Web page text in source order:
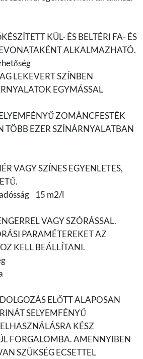
KÜL- ÉS BELTÉRI FA- ÉS
ALKALMAZHATÓ.
LEKEVERT SZÍNBEN
EGYMÁSSAL
ZOMÁNCFESTÉK
TÖBB EZER SZÍNÁRNYALATBAN
VAGY SZÍNES EGYENLETES,
15 m2/l
VAGY SZÓRÁSSAL.
PARAMÉTEREKET AZ
KELL BEÁLLÍTANI.
ELŐTT ALAPOSAN
SELYEMFÉNYŰ
KÉSZ
FORGALOMBA. AMENNYIBEN
SZÜKSÉG ECSETTEL